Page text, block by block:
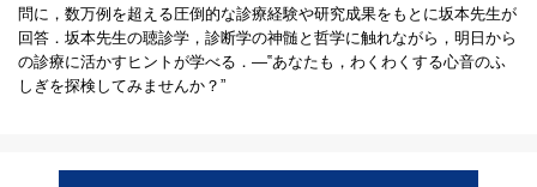
問に，数万例を超える圧倒的な診療経験や研究成果をもとに坂本先生が
回答．坂本先生の聴診学，診断学の神髄と哲学に触れながら，明日から
の診療に活かすヒントが学べる．―‟あなたも，わくわくする心音のふ
しぎを探検してみませんか？”